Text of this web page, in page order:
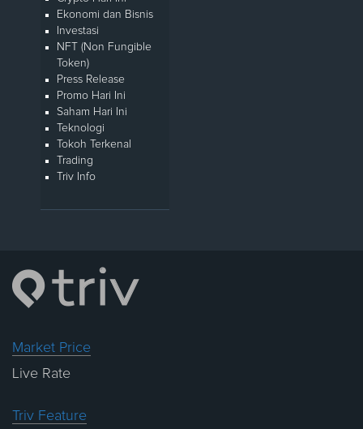
Ekonomi dan Bisnis
Investasi
NFT (Non Fungible
Token)
Press Release
Promo Hari Ini
Saham Hari Ini
Teknologi
Tokoh Terkenal
Trading
Triv Info
Market Price
Live Rate
Triv Feature